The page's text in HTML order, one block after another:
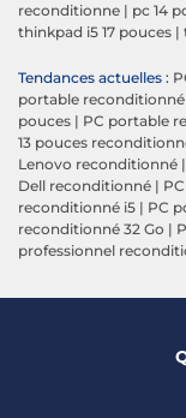
reconditionne | pc 14
thinkpad i5 17 pouces |
Tendances actuelles :
portable reconditionné
pouces | PC portable
13 pouces
Lenovo reconditionné |
Dell reconditionné |
reconditionné i5 | PC
reconditionné 32 Go |
professionnel